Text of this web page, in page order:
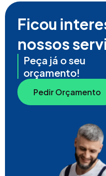
Ficou
nossos
Peça já o seu
orçamento!
Pedir Orçamento